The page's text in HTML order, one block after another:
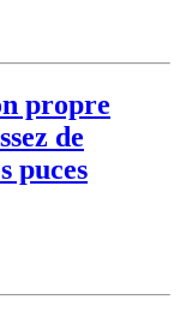
propre
de
puces